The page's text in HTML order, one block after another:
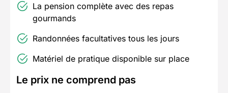
La pension complète avec des repas
gourmands
Randonnées facultatives tous les jours
Matériel de pratique disponible sur place
Le prix ne comprend pas